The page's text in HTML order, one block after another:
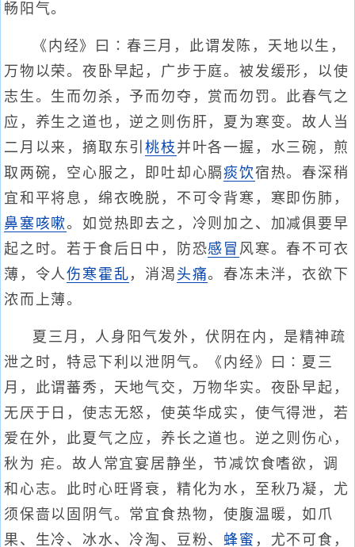
畅阳气。
《内经》曰∶春三月，此谓发陈，天地以生，
万物以荣。夜卧早起，广步于庭。被发缓形，以使
志生。生而勿杀，予而勿夺，赏而勿罚。此春气之
应，养生之道也，逆之则伤肝，夏为寒变。故人当
二月以来，摘取东引桃枝 并叶各一握，水三碗，煎
取两碗，空心服之，即吐却心膈痰饮宿热。春深稍
宜和平将息，绵衣晚脱，不可令背寒，寒即伤肺，
鼻塞咳嗽。如觉热即去之，冷则加之、加减俱要早
起之时。若于食后日中，防恐感冒 风寒。春不可衣
薄，令人伤寒 霍乱 ，消渴 头痛。春冻未泮，衣欲下
浓而上薄。
夏三月，人身阳气发外，伏阴在内，是精神疏
泄之时，特忌下利以泄阴气。《内经》曰∶夏三
月，此谓蕃秀，天地气交，万物华实。夜卧早起，
无厌于日，使志无怒，使英华成实，使气得泄，若
爱在外，此夏气之应，养长之道也。逆之则伤心，
秋为 疟。故人常宜宴居静坐，节减饮食嗜欲，调
和心志。此时心旺肾衰，精化为水，至秋乃凝，尤
须保啬以固阴气。常宜食热物，使腹温暖，如爪
果、生冷、冰水、冷淘、豆粉、蜂蜜 ，尤不可食，